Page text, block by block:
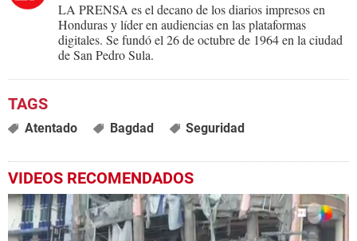
LA PRENSA es el decano de los diarios impresos en
Honduras y líder en audiencias en las plataformas
digitales. Se fundó el 26 de octubre de 1964 en la ciudad
de San Pedro Sula.
Atentado Bagdad Seguridad
VIDEOS RECOMENDADOS